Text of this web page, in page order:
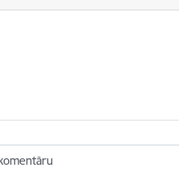
noderīga?